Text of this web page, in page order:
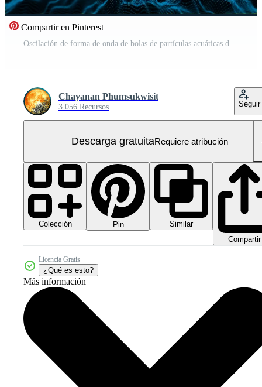
Compartir en Pinterest
Oscilación de forma de onda de bolas de partículas acuáticas digitales abstractas futuristas, tecnología de ondas de visualización superficie digital con estrellas de partículas Vídeo Gratis
Chayanan Phumsukwisit
3.056 Recursos Seguir
Descarga gratuitaRequiere atribución
Colección Pin
Similar
Compartir
Licencia Gratis
¿Qué es esto?
Más información